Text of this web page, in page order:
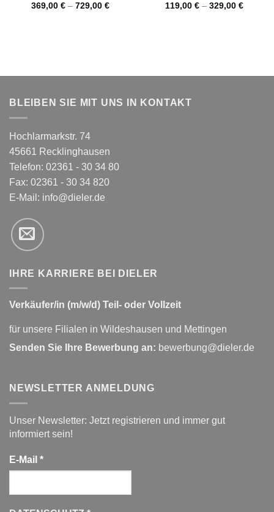
369,00 €– 729,00 €
119,00 €– 329,00 €
BLEIBEN SIE MIT UNS IN KONTAKT
Hochlarmarkstr. 74
45661 Recklinghausen
Telefon: 02361 - 30 34 80
Fax: 02361 - 30 34 820
E-Mail: info@dieler.de
IHRE KARRIERE BEI DIELER
Verkäufer/in (m/w/d) Teil- oder Vollzeit
für unsere Filialen in Wildeshausen und Mettingen
Senden Sie Ihre Bewerbung an: bewerbung@dieler.de
NEWSLETTER ANMELDUNG
Unser Newsletter: Jetzt registrieren und immer gut
informiert sein!
E-Mail *